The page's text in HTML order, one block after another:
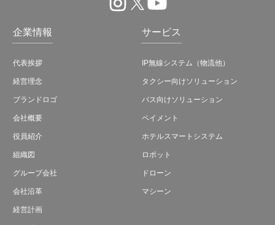
企業情報
代表挨拶
経営理念
ブランドロゴ
会社概要
役員紹介
組織図
グループ会社
会社沿革
経営計画
サービス
IP無線システム（物流他）
タクシー向けソリューション
バス向けソリューション
ペイメント
ホテルスマートシステム
ロボット
ドローン
マシーン